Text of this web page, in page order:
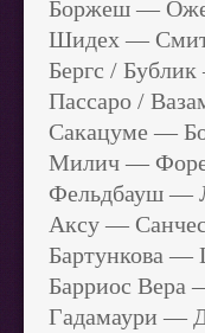
Боржеш —
Шидех — Смит
Бергс /
Пассаро /
Сакацуме —
Милич —
Фельдбауш —
Аксу —
Бартункова —
Барриос Вера
Гадамаури —